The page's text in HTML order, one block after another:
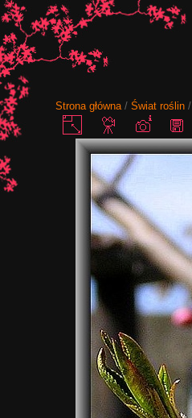
Strona główna/ Świat roślin/